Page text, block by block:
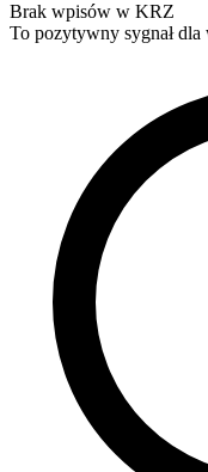
Brak wpisów w KRZ
To pozytywny sygnał